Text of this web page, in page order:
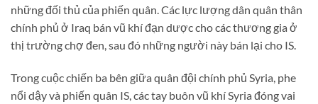
những đối thủ của phiến quân. Các lực lượng dân quân thân
chính phủ ở Iraq bán vũ khí đạn dược cho các thương gia ở
thị trường chợ đen, sau đó những người này bán lại cho IS.
Trong cuộc chiến ba bên giữa quân đội chính phủ Syria, phe
nổi dậy và phiến quân IS, các tay buôn vũ khí Syria đóng vai